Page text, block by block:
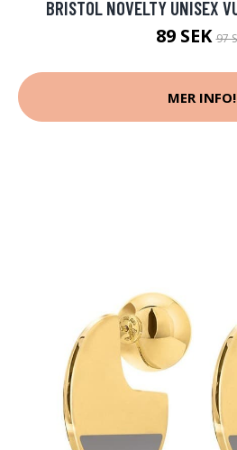
BRISTOL NOVELTY UNISEX
89 SEK97
MER INFO!